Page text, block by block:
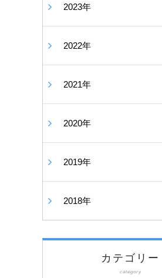
2023年
2022年
2021年
2020年
2019年
2018年
カテゴリー
category